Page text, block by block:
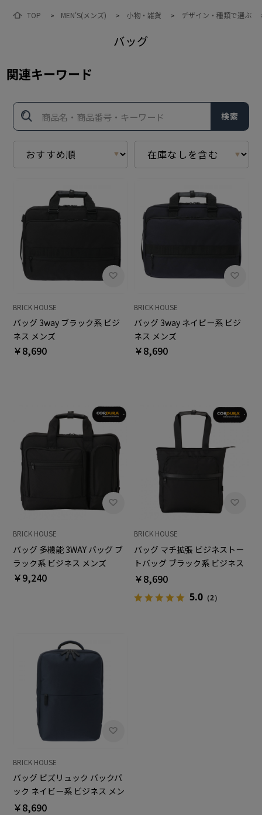
TOP > MEN'S(メンズ) > 小物・雑貨 > デザイン・種類で選ぶ
バッグ
関連キーワード
検索
BRICK HOUSE
バッグ 3way ブラック系 ビジ
ネス メンズ
￥8,690
BRICK HOUSE
バッグ 3way ネイビー系 ビジ
ネス メンズ
￥8,690
BRICK HOUSE
バッグ 多機能 3WAY バッグ ブ
ラック系 ビジネス メンズ
￥9,240
BRICK HOUSE
バッグ マチ拡張 ビジネストー
トバッグ ブラック系 ビジネス
メンズ
￥8,690
5.0 （2）
BRICK HOUSE
バッグ ビズリュック バックパ
ック ネイビー系 ビジネス メン
ズ
￥8,690